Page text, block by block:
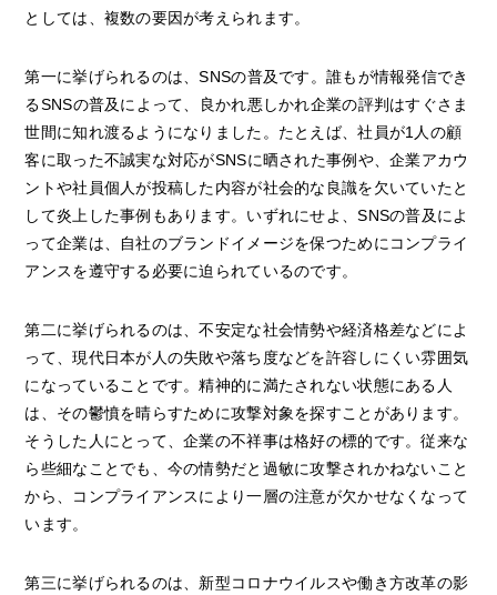
としては、複数の要因が考えられます。
第一に挙げられるのは、SNSの普及です。誰もが情報発信でき
るSNSの普及によって、良かれ悪しかれ企業の評判はすぐさま
世間に知れ渡るようになりました。たとえば、社員が1人の顧
客に取った不誠実な対応がSNSに晒された事例や、企業アカウ
ントや社員個人が投稿した内容が社会的な良識を欠いていたと
して炎上した事例もあります。いずれにせよ、SNSの普及によ
って企業は、自社のブランドイメージを保つためにコンプライ
アンスを遵守する必要に迫られているのです。
第二に挙げられるのは、不安定な社会情勢や経済格差などによ
って、現代日本が人の失敗や落ち度などを許容しにくい雰囲気
になっていることです。精神的に満たされない状態にある人
は、その鬱憤を晴らすために攻撃対象を探すことがあります。
そうした人にとって、企業の不祥事は格好の標的です。従来な
ら些細なことでも、今の情勢だと過敏に攻撃されかねないこと
から、コンプライアンスにより一層の注意が欠かせなくなって
います。
第三に挙げられるのは、新型コロナウイルスや働き方改革の影